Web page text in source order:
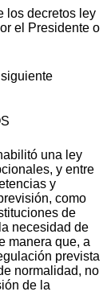
los decretos ley
el Presidente o
una ley
y entre
y
como
de
necesidad de
manera que, a
prevista
normalidad, no
de la